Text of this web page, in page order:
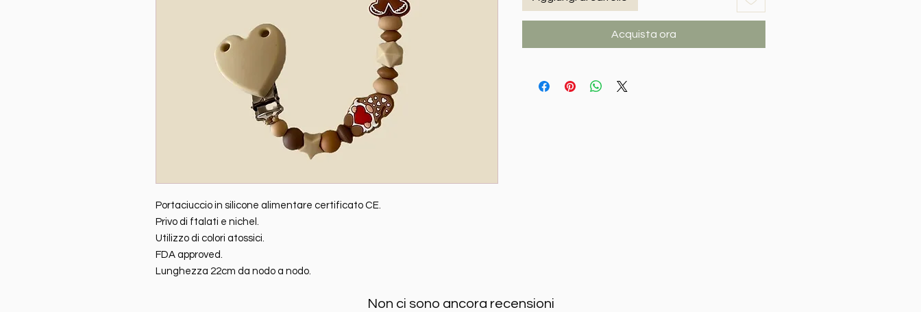
Portaciuccio in silicone alimentare certificato CE.
Privo di ftalati e nichel.
Utilizzo di colori atossici.
FDA approved.
Lunghezza 22cm da nodo a nodo.
Acquista ora
Non ci sono ancora recensioni